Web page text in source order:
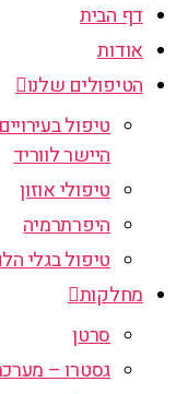
דף הבית
אודות
הטיפולים שלנו
טיפול
היישר לווריד
טיפולי אוזון
היפרתרמיה
טיפול בגלי
מחלקות
סרטן
גסטרו –